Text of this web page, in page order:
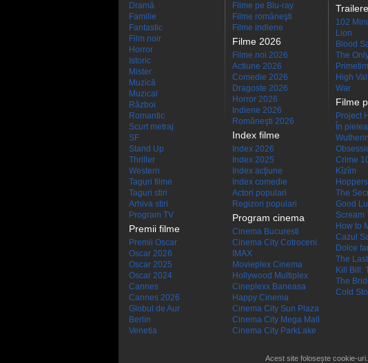
Dramă
Familie
Fantastic
Film noir
Horror
Istoric
Mister
Muzică
Muzical
Război
Romantic
Scurt metraj
SF
Stand Up
Thriller
Western
Taguri filme
Taguri stiri
Arhiva stiri
Program TV
Premii filme
Premii Oscar
Oscar 2026
Oscar 2025
Oscar 2024
Cannes
Cannes 2026
Globul de Aur
Berlin
Venetia
Filme pe Blu-ray
Filme româneşti
Filme indiene
Filme 2026
Filme noi 2026
Actiune 2026
Comedie 2026
Dragoste 2026
Horror 2026
Indiene 2026
Româneşti 2026
Index filme
Index 2026
Index 2025
Index acţiune
Index comedie
Actori populari
Regizori populari
Program cinema
Cinema Bucuresti
Cinema City Cotroceni
IMAX
Movieplex Cinema
Hollywood Multiplex
Cineplexx Baneasa
Happy Cinema
Cinema City Sun Plaza
Cinema City Mega Mall
Cinema City ParkLake
102
Lion
Blood
The
High
War
Filme
Project
În
Crime
Kîzîm
Hoppers
The
Good
Scream
How to
Cazul
Dolce
The
Kill Bill:
The
Cold
Acest site folosește cookie-